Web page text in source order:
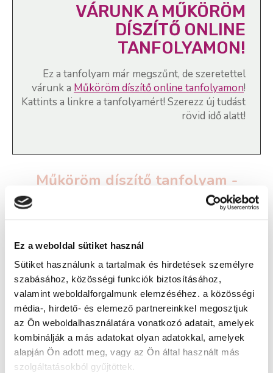
Ez a weboldal sütiket használ
Sütiket használunk a tartalmak és hirdetések személyre
szabásához, közösségi funkciók biztosításához,
valamint weboldalforgalmunk elemzéséhez. a közösségi
média-, hirdető- és elemező partnereinkkel megosztjuk
az Ön weboldalhasználatára vonatkozó adatait, amelyek
kombinálják a más adatokat olyan adatokkal, amelyek
alapján Ön adott meg, vagy az Ön által használt más
szolgáltatásokból gyűjtöttek.
VÁRUNK A MŰKÖRÖM
DÍSZÍTŐ ONLINE
TANFOLYAMON!
Ez a tanfolyam már megszűnt, de szeretettel
várunk a Műköröm díszítő online tanfolyamon!
Kattints a linkre a tanfolyamért! Szerezz új tudást
rövid idő alatt!
Műköröm díszítő tanfolyam -
Képzés ára:
17 000 Ft
Képzés típusa:
Továbbképzés
Szükséges iskolai végzettség:
nincs